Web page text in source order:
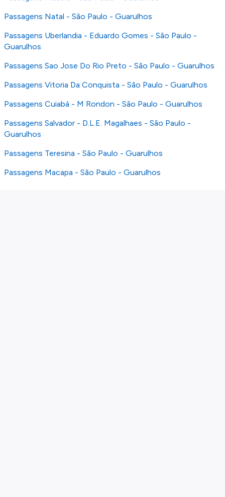
Passagens Natal - São Paulo - Guarulhos
Passagens Uberlandia - Eduardo Gomes - São Paulo -
Guarulhos
Passagens Sao Jose Do Rio Preto - São Paulo - Guarulhos
Passagens Vitoria Da Conquista - São Paulo - Guarulhos
Passagens Cuiabá - M Rondon - São Paulo - Guarulhos
Passagens Salvador - D.L.E. Magalhaes - São Paulo -
Guarulhos
Passagens Teresina - São Paulo - Guarulhos
Passagens Macapa - São Paulo - Guarulhos